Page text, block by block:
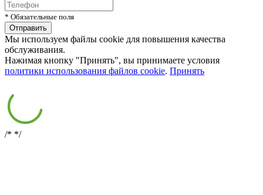
* Обязательные поля
Мы используем файлы cookie для повышения качества
обслуживания.
Нажимая кнопку "Принять", вы принимаете условия
политики использования файлов cookie. Принять
/* */